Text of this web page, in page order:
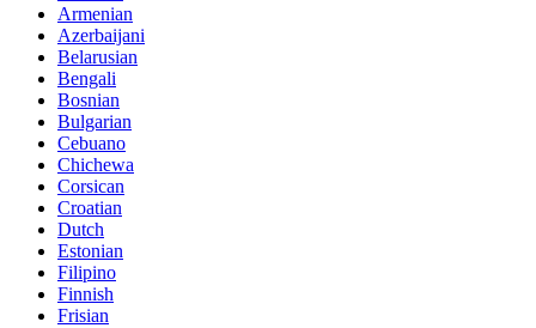
Armenian
Azerbaijani
Belarusian
Bengali
Bosnian
Bulgarian
Cebuano
Chichewa
Corsican
Croatian
Dutch
Estonian
Filipino
Finnish
Frisian